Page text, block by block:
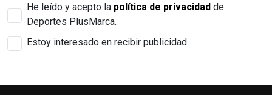
He leído y acepto la política de privacidad de
Deportes PlusMarca.
Estoy interesado en recibir publicidad.